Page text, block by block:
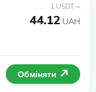
1 USDT =
44.12 UAH
Обміняти